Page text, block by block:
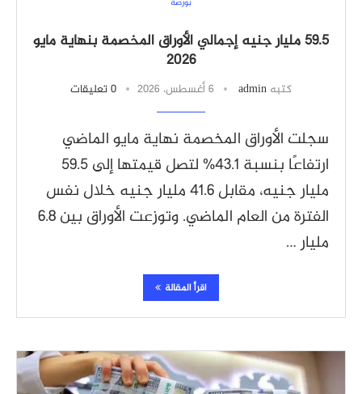
59.5 مليار جنيه إجمالي الأوراق المخصمة بنهاية مايو
2026
كتبه admin 6 أغسطس، 2026 0 تعليقات
سجلت الأوراق المخصمة نهاية مايو الماضي
ارتفاعًا بنسبة 43.1% لتصل قيمتها إلى 59.5
مليار جنيه، مقابل 41.6 مليار جنيه خلال نفس
الفترة من العام الماضي. وتوزعت الأوراق بين 6.8
مليار …
اقرأ المقالة